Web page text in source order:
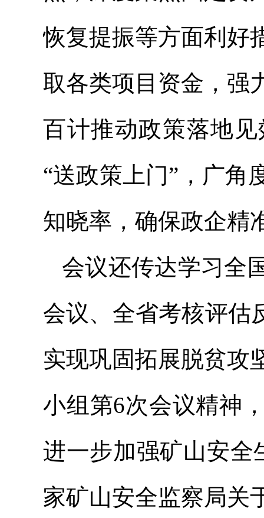
恢复提振等方面利好
取各类项目资金，强
百计推动政策落地
“送政策上门”，广角
知晓率，确保政企精
会议还传达学习全
会议、全省考核评估
实现巩固拓展脱贫攻
小组第6次会议精神
进一步加强矿山安全
家矿山安全监察局关